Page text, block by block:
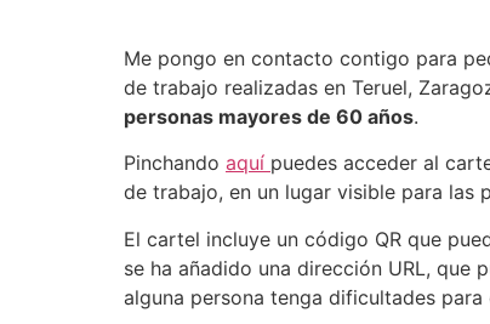
Me pongo en contacto contigo para
de trabajo realizadas en Teruel,
personas mayores de 60 años.
Pinchando aquí puedes acceder al
de trabajo, en un lugar visible para las
El cartel incluye un código QR que
se ha añadido una dirección URL, que
alguna persona tenga dificultades para